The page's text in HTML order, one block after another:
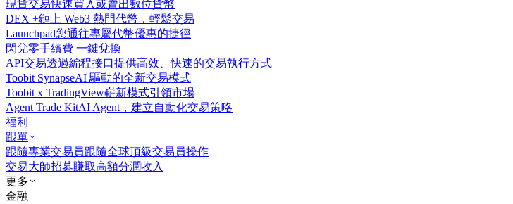
現貨交易快速買入或賣出數位貨幣
DEX +鏈上 Web3 熱門代幣，輕鬆交易
Launchpad您通往專屬代幣優惠的捷徑
閃兌零手續費 一鍵兌換
API交易透過編程接口提供高效、快速的交易執行方式
Toobit SynapseAI 驅動的全新交易模式
Toobit x TradingView嶄新模式引領市場
Agent Trade KitAI Agent，建立自動化交易策略
福利
跟單
跟隨專業交易員跟隨全球頂級交易員操作
交易大師招募賺取高額分潤收入
更多
金融